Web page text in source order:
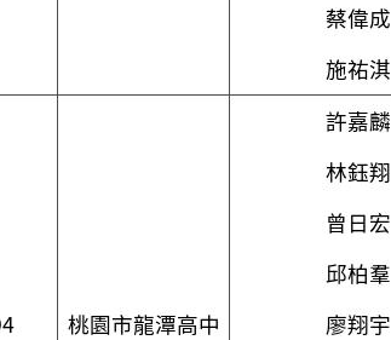
蔡偉成
施祐淇
桃園市龍潭高中
許嘉麟
林鈺翔
曾日宏
邱柏羣
廖翔宇